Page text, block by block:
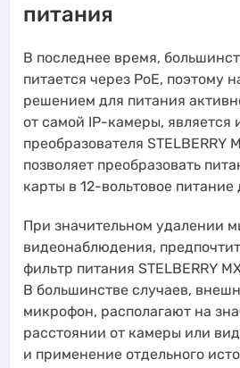
питания
В последнее время,
питается через PoE, поэтому
решением для питания
от самой IP-камеры, является
преобразователя STELBERRY
позволяет преобразовать
карты в 12-вольтовое
При значительном удалении
видеонаблюдения,
фильтр питания STELBERRY
В большинстве случаев,
микрофон, располагают на
расстоянии от камеры или
и применение отдельного